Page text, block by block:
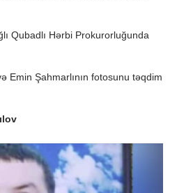
Qubadlı Hərbi Prokurorluğunda
Emin Şahmarlının fotosunu təqdim